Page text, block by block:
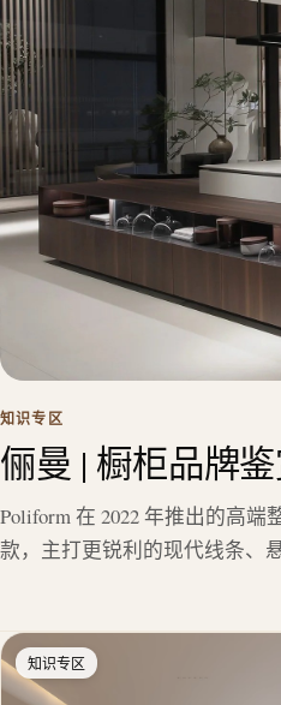
知识专区
俪曼 | 橱柜品牌
Poliform 在 2022 年推出的高
款，主打更锐利的现代线条、
知识专区